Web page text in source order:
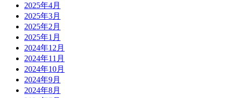
2025年4月
2025年3月
2025年2月
2025年1月
2024年12月
2024年11月
2024年10月
2024年9月
2024年8月